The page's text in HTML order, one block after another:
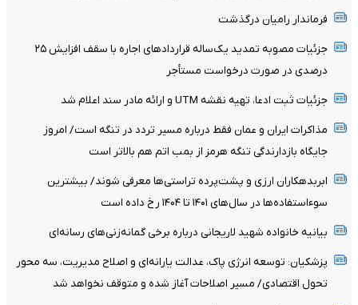
فرماندار رامیان درگذشت
جزئیات مصوبه تمدید یک‌ساله قرارداد‌های اجاره با سقف افزایش ۲۵
درصدی در صورت درخواست مستأجر
جزئیات ثبت ادعا، تهیه نقشه UTM و ارائه مادر سند اعلام شد
مذاکرات ایران و عمان فقط درباره مسیر تردد در تنگه است/ امروز
جایگاه بازدارندگی تنگه هرمز از بمب اتم هم بالاتر است
ابربدهکاران ارزی و پشت‌پرده تراستی‌ها معرفی شوند/ بیشترین
سوءاستفاده‌ها در سال‌های ۱۴۰۱ تا ۱۴۰۴ رخ داده است
بیانیه خانواده شهید لاریجانی درباره برخی گمانه‌زنی‌های رسانه‌ای
پزشکیان: توسعه انرژی پاک، عدالت یارانه‌ای و اصلاح مدیریت، سه محور
تحول اقتصادی/ مسیر اصلاحات آغاز شده و متوقف نخواهد شد